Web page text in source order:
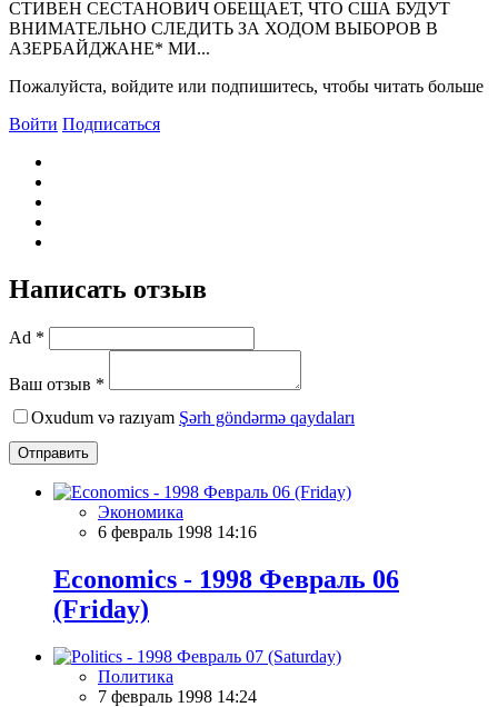
СТИВЕH СЕСТАHОВИЧ ОБЕЩАЕТ, ЧТО США БУДУТ
ВHИМАТЕЛЬHО СЛЕДИТЬ ЗА ХОДОМ ВЫБОРОВ В
АЗЕРБАЙДЖАHЕ* МИ...
Пожалуйста, войдите или подпишитесь, чтобы читать больше
Войти Подписаться
Написать отзыв
Ad *
Ваш отзыв *
Oxudum və razıyam Şərh göndərmə qaydaları
Отправить
Экономика
6 февраль 1998 14:16
Economics - 1998 Февраль 06
(Friday)
Политика
7 февраль 1998 14:24